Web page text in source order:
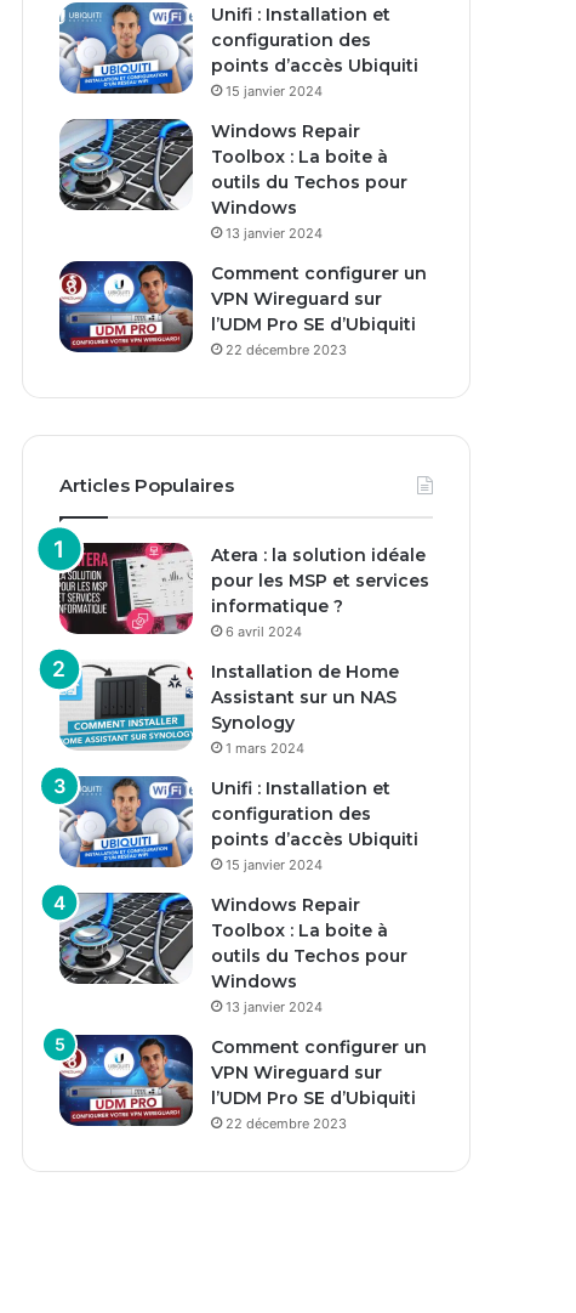
i
l
Unifi : Installation et
configuration des
points d’accès Ubiquiti
15 janvier 2024
Windows Repair
Toolbox : La boite à
outils du Techos pour
Windows
13 janvier 2024
Comment configurer un
VPN Wireguard sur
l’UDM Pro SE d’Ubiquiti
22 décembre 2023
Articles Populaires
Atera : la solution idéale
pour les MSP et services
informatique ?
6 avril 2024
Installation de Home
Assistant sur un NAS
Synology
1 mars 2024
Unifi : Installation et
configuration des
points d’accès Ubiquiti
15 janvier 2024
Windows Repair
Toolbox : La boite à
outils du Techos pour
Windows
13 janvier 2024
Comment configurer un
VPN Wireguard sur
l’UDM Pro SE d’Ubiquiti
22 décembre 2023